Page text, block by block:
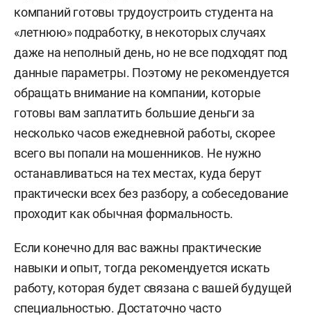
компаний готовы трудоустроить студента на
«летнюю» подработку, в некоторых случаях
даже на неполный день, но не все подходят под
данные параметры. Поэтому не рекомендуется
обращать внимание на компании, которые
готовы вам заплатить большие деньги за
несколько часов ежедневной работы, скорее
всего вы попали на мошенников. Не нужно
останавливаться на тех местах, куда берут
практически всех без разбору, а собеседование
проходит как обычная формальность.
Если конечно для вас важны практические
навыки и опыт, тогда рекомендуется искать
работу, которая будет связана с вашей будущей
специальностью. Достаточно часто